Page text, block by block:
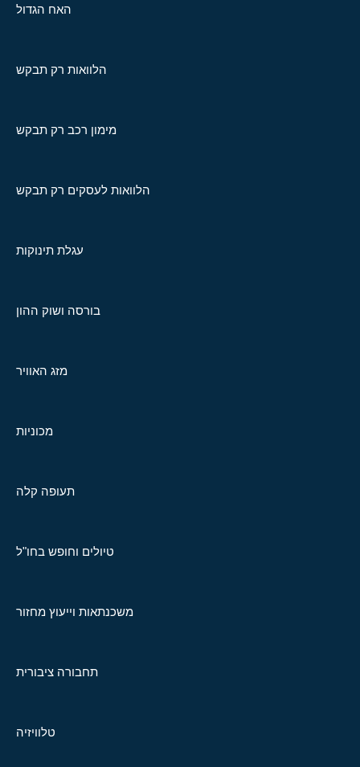
האח הגדול
הלוואות רק תבקש
מימון רכב רק תבקש
הלוואות לעסקים רק תבקש
עגלת תינוקות
בורסה ושוק ההון
מזג האוויר
מכוניות
תעופה קלה
טיולים וחופש בחו"ל
משכנתאות וייעוץ מחזור
תחבורה ציבורית
טלוויזיה